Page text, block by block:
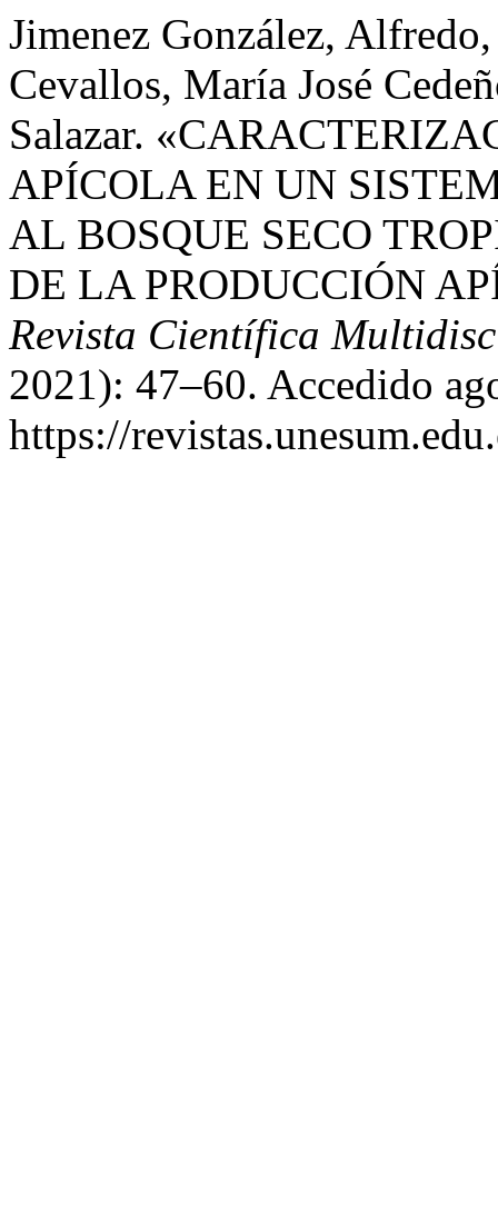
Jimenez González,
Cevallos, María José
Salazar.
APÍCOLA EN UN
AL BOSQUE SECO
DE LA PRODUCCIÓN
Revista Científica
2021): 47–60. Accedido
https://